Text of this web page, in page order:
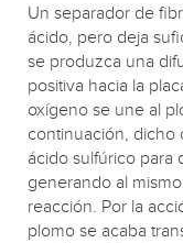
Un separador de
ácido, pero deja
se produzca una
positiva hacia la
oxígeno se une al
continuación, dicho
ácido sulfúrico para
generando al
reacción. Por la
plomo se acaba